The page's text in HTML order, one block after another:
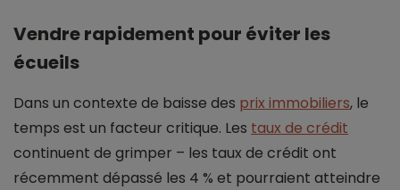
Vendre rapidement pour éviter les
écueils
Dans un contexte de baisse des prix immobiliers, le
temps est un facteur critique. Les taux de crédit
continuent de grimper – les taux de crédit ont
récemment dépassé les 4 % et pourraient atteindre